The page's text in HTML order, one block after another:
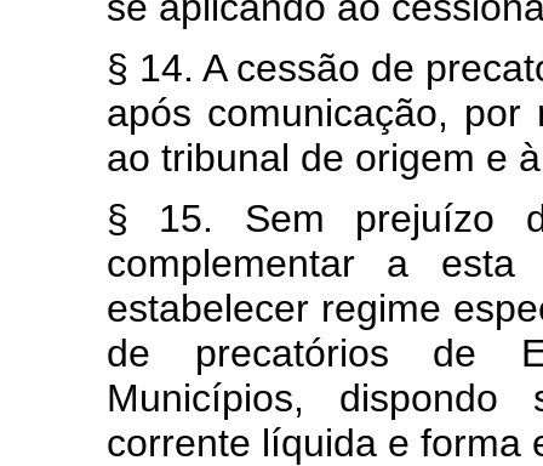
§ 14. A cessão de
após comunicação, por
ao tribunal de origem e
§ 15. Sem prejuízo
complementar a esta
estabelecer regime
de precatórios de
Municípios,
corrente líquida e forma